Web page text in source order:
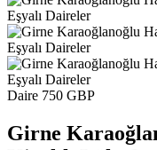
Daire 750 GBP
Girne